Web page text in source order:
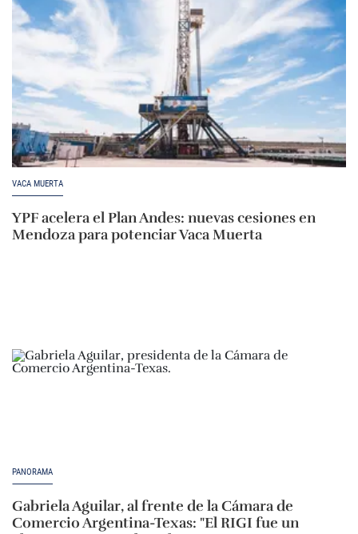
VACA MUERTA
YPF acelera el Plan Andes: nuevas cesiones en
Mendoza para potenciar Vaca Muerta
PANORAMA
Gabriela Aguilar, al frente de la Cámara de
Comercio Argentina-Texas: "El RIGI fue un